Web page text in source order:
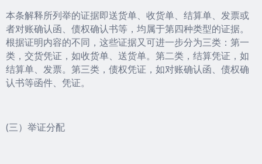
本条解释所列举的证据即送货单、收货单、结算单、发票或
者对账确认函、债权确认书等，均属于第四种类型的证据。
根据证明内容的不同，这些证据又可进一步分为三类：第一
类，交货凭证，如收货单、送货单。第二类，结算凭证，如
结算单、发票。第三类，债权凭证，如对账确认函、债权确
认书等函件、凭证。
(三）举证分配